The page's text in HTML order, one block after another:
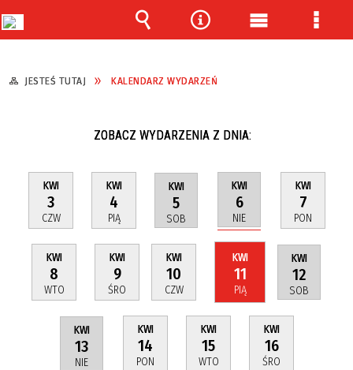
JESTEŚ TUTAJ KALENDARZ WYDARZEŃ
ZOBACZ WYDARZENIA Z DNIA:
KWI
3
CZW
KWI
4
PIĄ
KWI
5
SOB
KWI
6
NIE
KWI
7
PON
KWI
8
WTO
KWI
9
ŚRO
KWI
10
CZW
KWI
11
PIĄ
KWI
12
SOB
KWI
13
NIE
KWI
14
PON
KWI
15
WTO
KWI
16
ŚRO
Wyszukiwarka
NarzędziaMenu
Menu